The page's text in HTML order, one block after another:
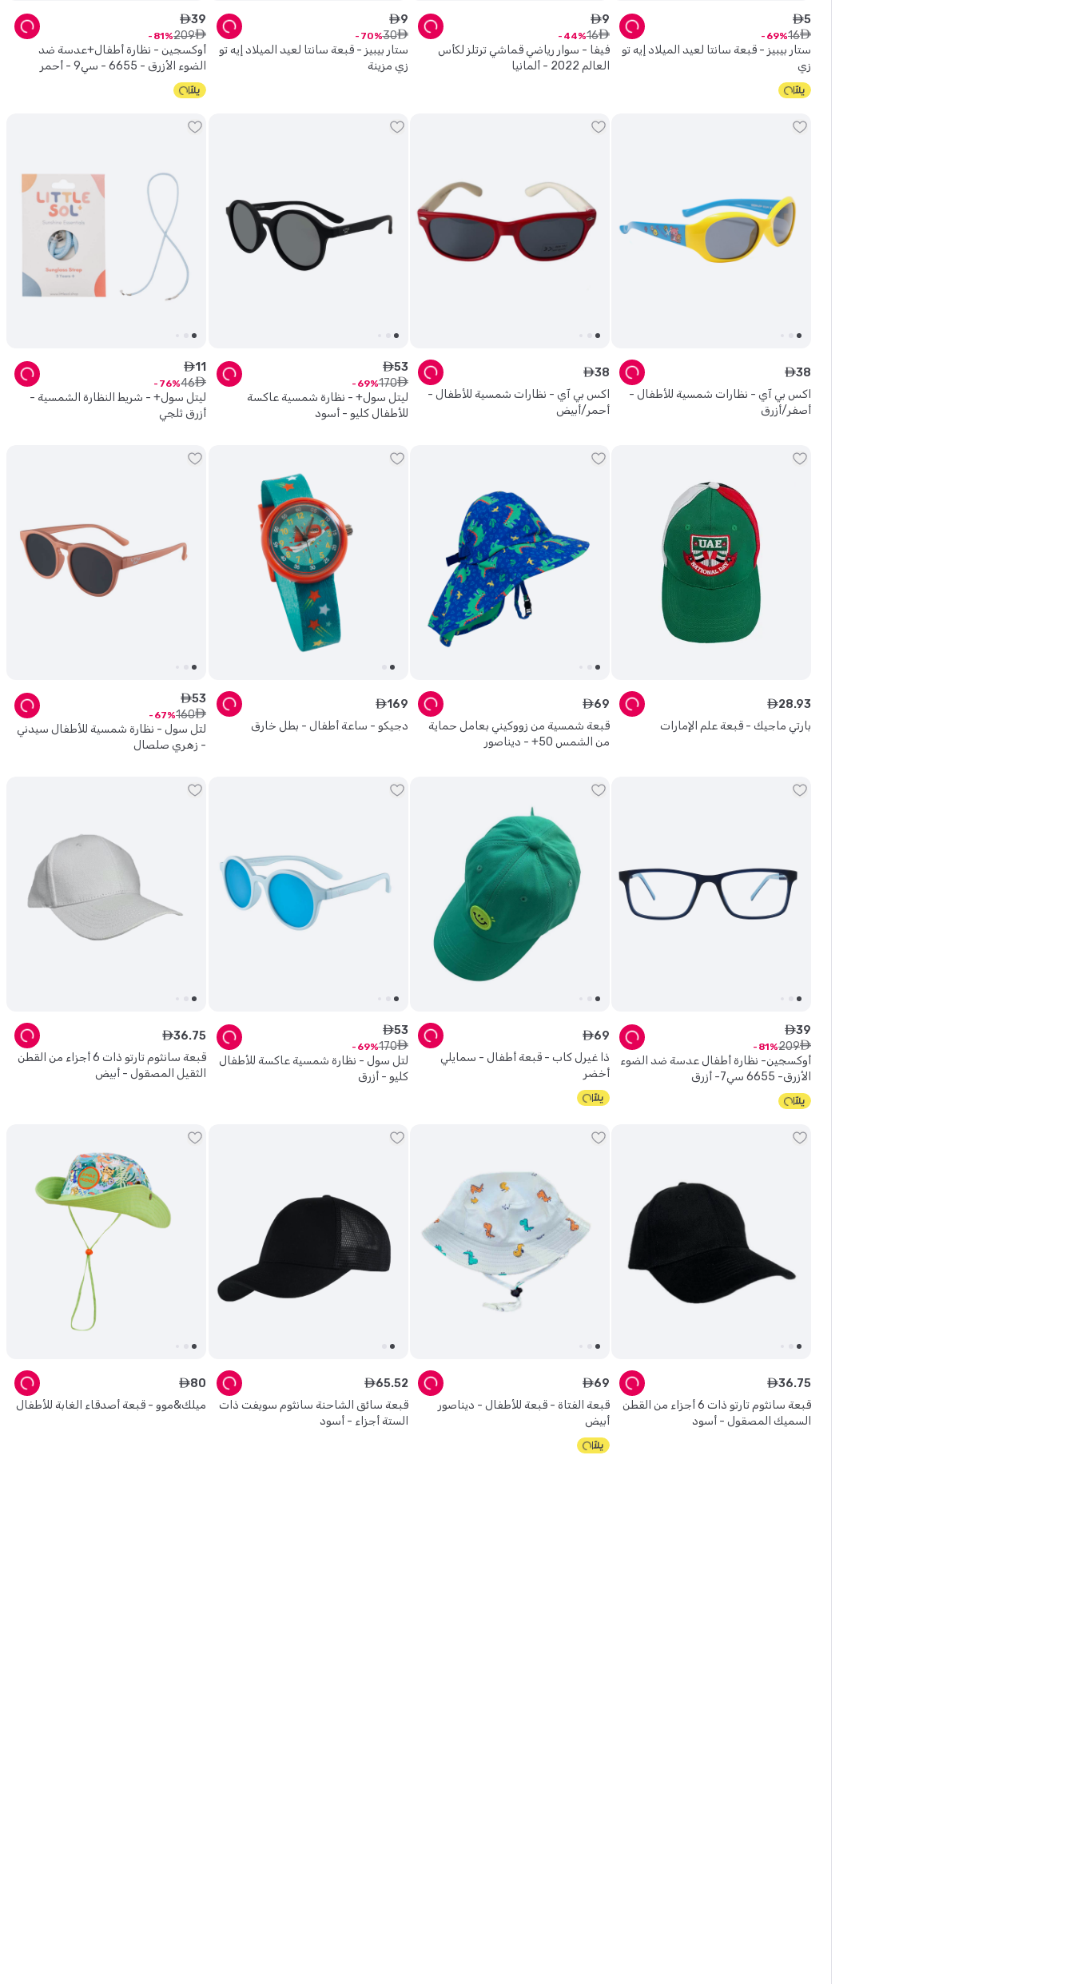
ستار بيبيز - قبعة سانتا لعيد الميلاد إيه تو
زي
ê5
ê
16
69
فيفا - سوار رياضي قماشي ترتلز لكأس
العالم 2022 - ألمانيا
ê9
ê
16
44
ستار بيبيز - قبعة سانتا لعيد الميلاد إيه تو
زي مزينة
ê9
ê
30
70
أوكسجين - نظارة أطفال+عدسة ضد
الضوء الأزرق - 6655 - سي9 - أحمر
ê39
ê
209
81
اكس بي آي - نظارات شمسية للأطفال -
أصفر/أزرق
ê38
اكس بي آي - نظارات شمسية للأطفال -
أحمر/أبيض
ê38
ليتل سول+ - نظارة شمسية عاكسة
للأطفال كليو - أسود
ê53
ê
170
69
ليتل سول+ - شريط النظارة الشمسية -
أزرق ثلجي
ê11
ê
46
76
بارتي ماجيك - قبعة علم الإمارات
ê28.93
قبعة شمسية من زووكيني بعامل حماية
من الشمس 50+ - ديناصور
ê69
دجيكو - ساعة أطفال - بطل خارق
ê169
لتل سول - نظارة شمسية للأطفال سيدني
- زهري صلصال
ê53
ê
160
67
أوكسجين- نظارة أطفال عدسة ضد الضوء
الأزرق- 6655 سي7- أزرق
ê39
ê
209
81
ذا غيرل كاب - قبعة أطفال - سمايلي
أخضر
ê69
لتل سول - نظارة شمسية عاكسة للأطفال
كليو - أزرق
ê53
ê
170
69
قبعة سانثوم تارتو ذات 6 أجزاء من القطن
الثقيل المصقول - أبيض
ê36.75
قبعة سانثوم تارتو ذات 6 أجزاء من القطن
السميك المصقول - أسود
ê36.75
قبعة الفتاة - قبعة للأطفال - ديناصور
أبيض
ê69
قبعة سائق الشاحنة سانثوم سويفت ذات
الستة أجزاء - أسود
ê65.52
ميلك&موو - قبعة أصدقاء الغابة للأطفال
ê80